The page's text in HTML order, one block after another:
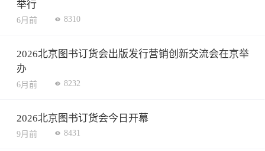
举行
6月前 8310
2026北京图书订货会出版发行营销创新交流会在京举
办
6月前 8232
2026北京图书订货会今日开幕
9月前 8431